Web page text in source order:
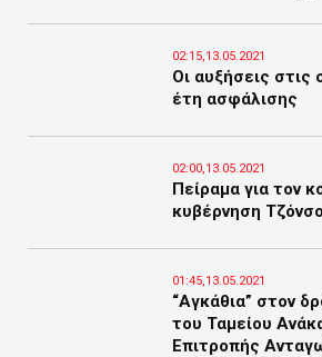
02:15,13.05.2021
Οι αυξήσεις στις
έτη ασφάλισης
02:00,13.05.2021
Πείραμα για τον
κυβέρνηση
01:45,13.05.2021
“Αγκάθια” στον
του Ταμείου
Επιτροπής